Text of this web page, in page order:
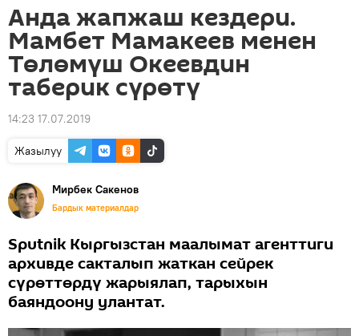
Анда жапжаш кездери.
Мамбет Мамакеев менен
Төлөмүш Океевдин
таберик сүрөтү
14:23 17.07.2019
Жазылуу
Мирбек Сакенов
Бардык материалдар
Sputnik Кыргызстан маалымат агенттиги
архивде сакталып жаткан сейрек
сүрөттөрдү жарыялап, тарыхын
баяндоону улантат.